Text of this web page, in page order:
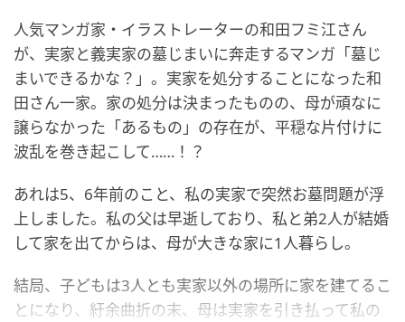
人気マンガ家・イラストレーターの和田フミ江さん
が、実家と義実家の墓じまいに奔走するマンガ「墓じ
まいできるかな？」。実家を処分することになった和
田さん一家。家の処分は決まったものの、母が頑なに
譲らなかった「あるもの」の存在が、平穏な片付けに
波乱を巻き起こして……！？
あれは5、6年前のこと、私の実家で突然お墓問題が浮
上しました。私の父は早逝しており、私と弟2人が結婚
して家を出てからは、母が大きな家に1人暮らし。
結局、子どもは3人とも実家以外の場所に家を建てるこ
とになり、紆余曲折の末、母は実家を引き払って私の